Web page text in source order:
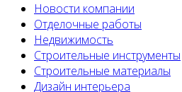
Новости компании
Отделочные работы
Недвижимость
Строительные инструменты
Строительные материалы
Дизайн интерьера